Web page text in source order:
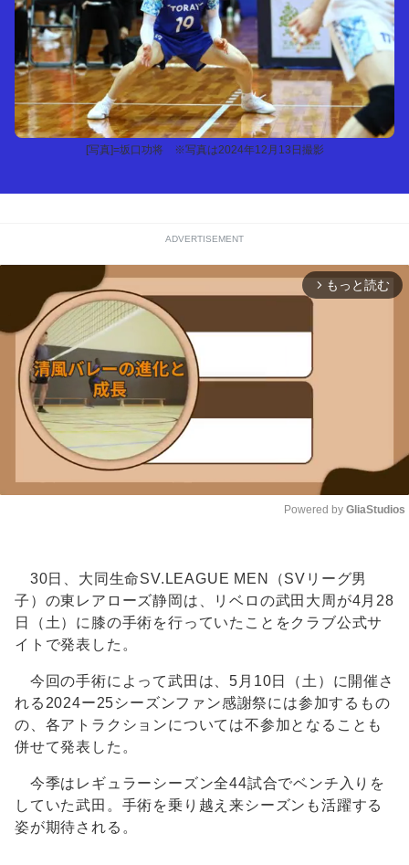
[写真]=坂口功将 ※写真は2024年12月13日撮影
ADVERTISEMENT
arrow_forward_ios もっと読む
Powered by GliaStudios
30日、大同生命SV.LEAGUE MEN（SVリーグ男
子）の東レアローズ静岡は、リベロの武田大周が4月28
日（土）に膝の手術を行っていたことをクラブ公式サ
イトで発表した。
今回の手術によって武田は、5月10日（土）に開催さ
れる2024ー25シーズンファン感謝祭には参加するもの
の、各アトラクションについては不参加となることも
併せて発表した。
今季はレギュラーシーズン全44試合でベンチ入りを
していた武田。手術を乗り越え来シーズンも活躍する
姿が期待される。